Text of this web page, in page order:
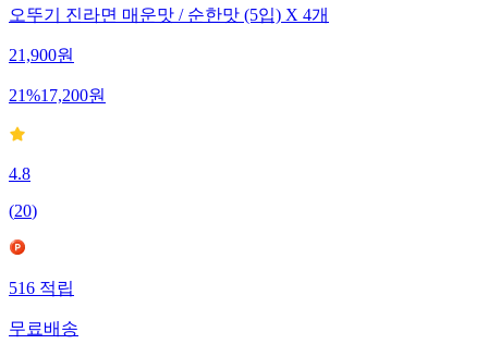
오뚜기 진라면 매운맛 / 순한맛 (5입) X 4개
21,900원
21%17,200원
4.8
(20)
516적립
무료배송